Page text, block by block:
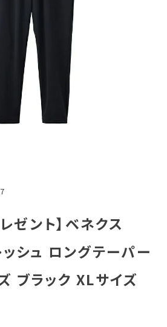
ゼント】ベネクス
シュ ロングテーパー
ブラック XLサイズ